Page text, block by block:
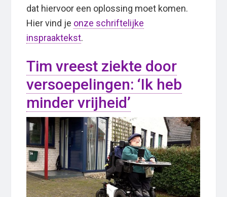
dat hiervoor een oplossing moet komen.
Hier vind je onze schriftelijke
inspraaktekst.
Tim vreest ziekte door
versoepelingen: ‘Ik heb
minder vrijheid’